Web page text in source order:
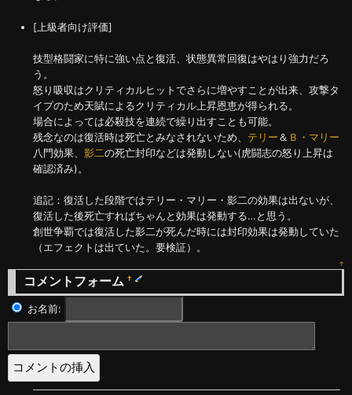
[上級者向け評価]
技型格闘家に特に強い点と復活、状態異常回復はやはり強力だろ
う。
怒り吸収はクリティカルヒットでさらに増やすことが出来、攻撃タ
イプのため天賦によるクリティカル上昇恩恵が得られる。
場合によっては必殺技を連続で繰り出すことも可能。
残念なのは復活時は死亡とみなされないため、 テリー ＆ Ｂ・マリー
八門効果、 影二の死亡封印などは発動しない(虎闘志の怒り上昇は
確認済み)。
追記：復活した段階ではテリー・マリー・影二の効果は出ないが、
復活した後死亡すればちゃんと効果は発動する…と思う。
創世争覇では復活した影二が死んだ時には封印効果は発動していた
（エフェクトは出ていた。要検証）。
↑
コメントフォーム †
お名前: